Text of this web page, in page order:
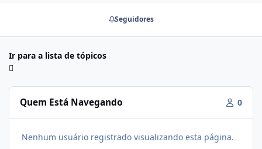
Seguidores
Ir para a lista de tópicos
Quem Está Navegando 0
Nenhum usuário registrado visualizando esta página.